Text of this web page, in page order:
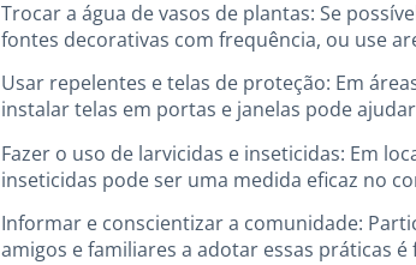
Trocar a água de vasos de plantas: Se
fontes decorativas com frequência, ou use
Usar repelentes e telas de proteção: Em
instalar telas em portas e janelas pode
Fazer o uso de larvicidas e inseticidas: Em
inseticidas pode ser uma medida eficaz no
Informar e conscientizar a comunidade:
amigos e familiares a adotar essas práticas